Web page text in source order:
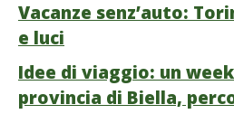
Vacanze senz’auto:
e luci
Idee di viaggio: un
provincia di Biella,